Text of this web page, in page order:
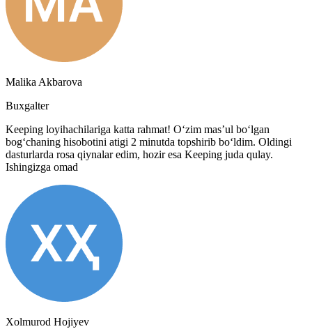
Malika Akbarova
Buxgalter
Keeping loyihachilariga katta rahmat! O‘zim mas’ul bo‘lgan
bog‘chaning hisobotini atigi 2 minutda topshirib bo‘ldim. Oldingi
dasturlarda rosa qiynalar edim, hozir esa Keeping juda qulay.
Ishingizga omad
Xolmurod Hojiyev